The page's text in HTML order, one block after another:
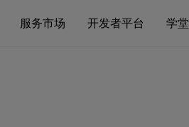
服务市场 开发者平台 学堂